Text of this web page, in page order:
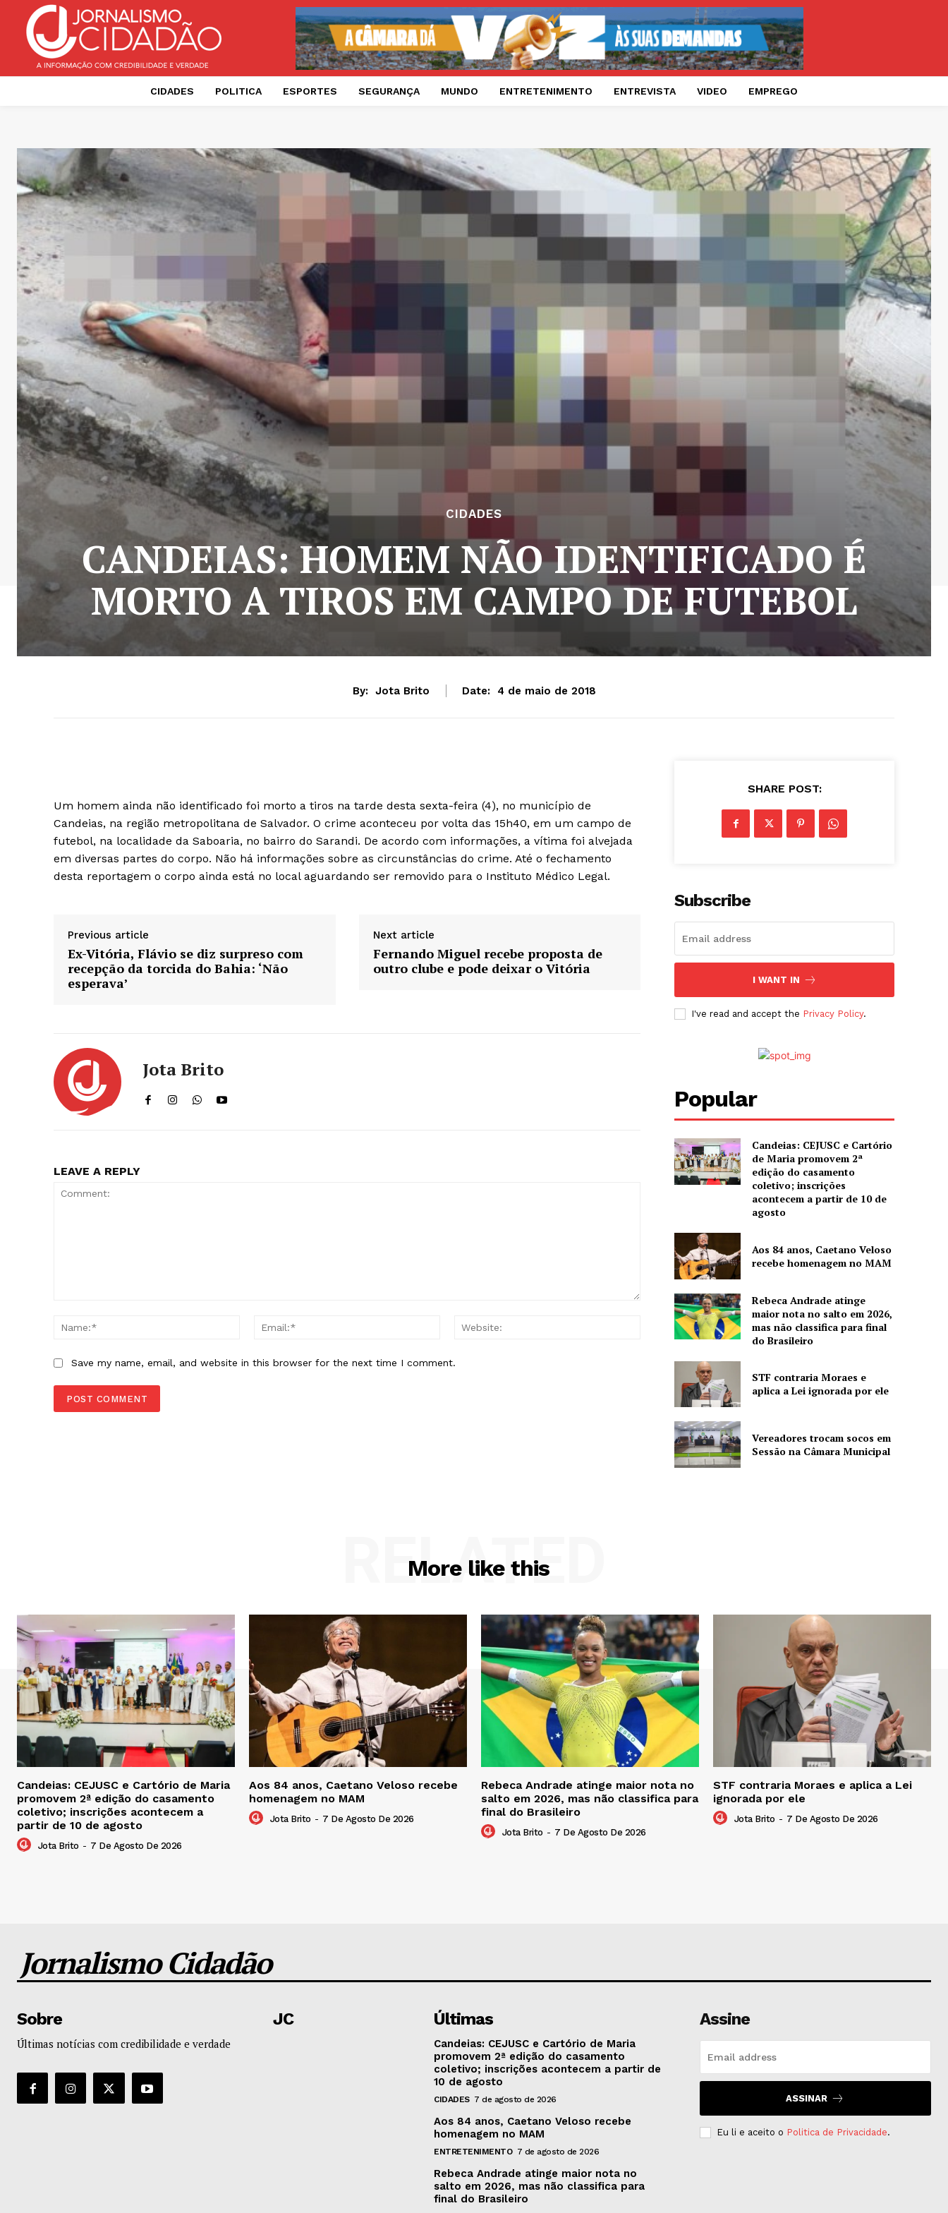
CIDADES POLITICA ESPORTES SEGURANÇA MUNDO ENTRETENIMENTO ENTREVISTA VIDEO EMPREGO
CIDADES
CANDEIAS: HOMEM NÃO IDENTIFICADO É
MORTO A TIROS EM CAMPO DE FUTEBOL
By: Jota Brito Date: 4 de maio de 2018
Um homem ainda não identificado foi morto a tiros na tarde desta sexta-feira (4), no município de
Candeias, na região metropolitana de Salvador. O crime aconteceu por volta das 15h40, em um campo de
futebol, na localidade da Saboaria, no bairro do Sarandi. De acordo com informações, a vítima foi alvejada
em diversas partes do corpo. Não há informações sobre as circunstâncias do crime. Até o fechamento
desta reportagem o corpo ainda está no local aguardando ser removido para o Instituto Médico Legal.
Previous article
Ex-Vitória, Flávio se diz surpreso com
recepção da torcida do Bahia: ‘Não
esperava’
Next article
Fernando Miguel recebe proposta de
outro clube e pode deixar o Vitória
Jota Brito
LEAVE A REPLY
Name:*
Email:* Website:
Save my name, email, and website in this browser for the next time I comment.
SHARE POST:
Subscribe
I WANT IN
I've read and accept the Privacy Policy.
Popular
Candeias: CEJUSC e Cartório
de Maria promovem 2ª
edição do casamento
coletivo; inscrições
acontecem a partir de 10 de
agosto
Aos 84 anos, Caetano Veloso
recebe homenagem no MAM
Rebeca Andrade atinge
maior nota no salto em 2026,
mas não classifica para final
do Brasileiro
STF contraria Moraes e
aplica a Lei ignorada por ele
Vereadores trocam socos em
Sessão na Câmara Municipal
More like this
RELATED
Candeias: CEJUSC e Cartório de Maria
promovem 2ª edição do casamento
coletivo; inscrições acontecem a
partir de 10 de agosto
Jota Brito - 7 De Agosto De 2026
Aos 84 anos, Caetano Veloso recebe
homenagem no MAM
Jota Brito - 7 De Agosto De 2026
Rebeca Andrade atinge maior nota no
salto em 2026, mas não classifica para
final do Brasileiro
Jota Brito - 7 De Agosto De 2026
STF contraria Moraes e aplica a Lei
ignorada por ele
Jota Brito - 7 De Agosto De 2026
Jornalismo Cidadão
Sobre
Últimas notícias com credibilidade e verdade
JC Últimas
Candeias: CEJUSC e Cartório de Maria
promovem 2ª edição do casamento
coletivo; inscrições acontecem a partir de
10 de agosto
CIDADES 7 de agosto de 2026
Aos 84 anos, Caetano Veloso recebe
homenagem no MAM
ENTRETENIMENTO 7 de agosto de 2026
Rebeca Andrade atinge maior nota no
salto em 2026, mas não classifica para
final do Brasileiro
Assine
ASSINAR
Eu li e aceito o Politica de Privacidade.